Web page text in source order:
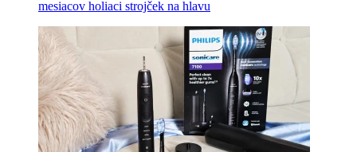
mesiacov holiaci strojček na hlavu